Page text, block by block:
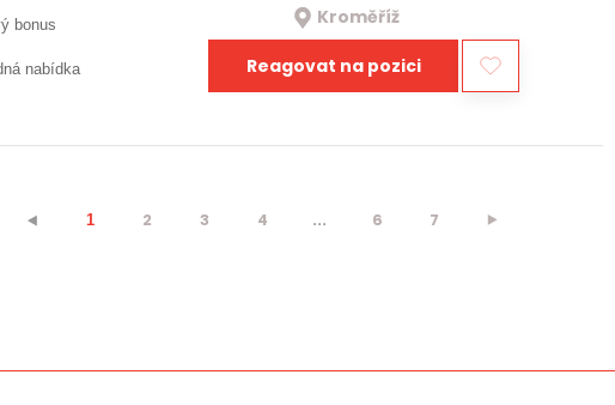
bonus
nabídka
Kroměříž
Reagovat na pozici
⯇ 1 2 3 4 ... 6 7 ⯈